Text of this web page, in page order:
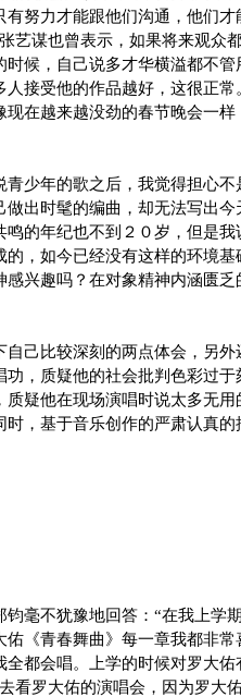
努力才能跟他们沟通，他们
艺谋也曾表示，如果将来观众
候，自己说多才华横溢都不
接受他的作品越好，这很正
在越来越没劲的春节晚会一
少年的歌之后，我觉得担心不
做出时髦的编曲，却无法写出
的年纪也不到２０岁，但是我
，如今已经没有这样的环境
感兴趣吗？在对象精神内涵匮
比较深刻的两点体会，另外
功，质疑他的社会批判色彩过
质疑他在现场演唱时说太多无
时，基于音乐创作的严肃认真
不犹豫地回答：“在我上学
《青春舞曲》每一章我都非常
全都会唱。上学的时候对罗大
看罗大佑的演唱会，因为罗大